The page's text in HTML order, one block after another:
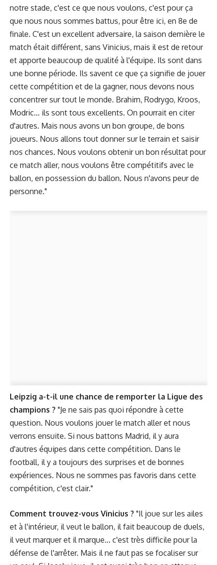
notre stade, c'est ce que nous voulons, c'est pour ça
que nous nous sommes battus, pour être ici, en 8e de
finale. C'est un excellent adversaire, la saison dernière le
match était différent, sans Vinicius, mais il est de retour
et apporte beaucoup de qualité à l'équipe. Ils sont dans
une bonne période. Ils savent ce que ça signifie de jouer
cette compétition et de la gagner, nous devons nous
concentrer sur tout le monde. Brahim, Rodrygo, Kroos,
Modric... ils sont tous excellents. On pourrait en citer
d'autres. Mais nous avons un bon groupe, de bons
joueurs. Nous allons tout donner sur le terrain et saisir
nos chances. Nous voulons obtenir un bon résultat pour
ce match aller, nous voulons être compétitifs avec le
ballon, en possession du ballon. Nous n'avons peur de
personne."
Leipzig a-t-il une chance de remporter la Ligue des
champions ? "Je ne sais pas quoi répondre à cette
question. Nous voulons jouer le match aller et nous
verrons ensuite. Si nous battons Madrid, il y aura
d'autres équipes dans cette compétition. Dans le
football, il y a toujours des surprises et de bonnes
expériences. Nous ne sommes pas favoris dans cette
compétition, c'est clair."
Comment trouvez-vous Vinicius ? "Il joue sur les ailes
et à l'intérieur, il veut le ballon, il fait beaucoup de duels,
il veut marquer et il marque... c'est très difficile pour la
défense de l'arrêter. Mais il ne faut pas se focaliser sur